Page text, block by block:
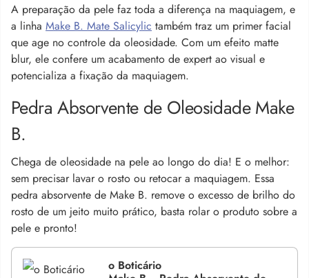
A preparação da pele faz toda a diferença na maquiagem, e
a linha Make B. Mate Salicylic também traz um primer facial
que age no controle da oleosidade. Com um efeito matte
blur, ele confere um acabamento de expert ao visual e
potencializa a fixação da maquiagem.
Pedra Absorvente de Oleosidade Make
B.
Chega de oleosidade na pele ao longo do dia! E o melhor:
sem precisar lavar o rosto ou retocar a maquiagem. Essa
pedra absorvente de Make B. remove o excesso de brilho do
rosto de um jeito muito prático, basta rolar o produto sobre a
pele e pronto!
o Boticário